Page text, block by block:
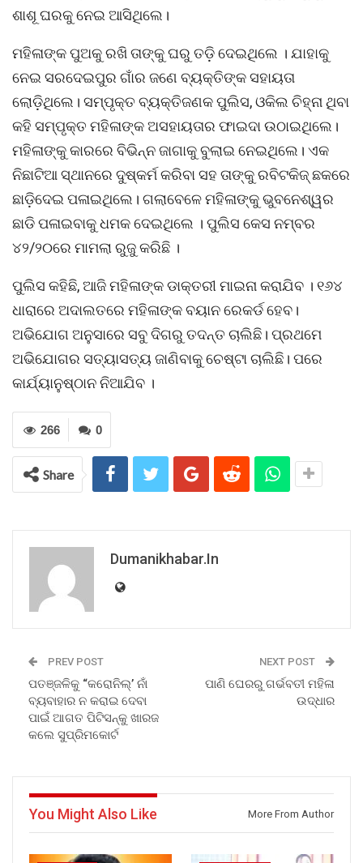
ଶାଶୂ ଘରକୁ ନେଇ ଆସିଥିଲେ।
ମହିଳାଙ୍କ ପୁଅକୁ ରଖି ତାଙ୍କୁ ଘରୁ ତଡ଼ି ଦେଇଥିଲେ । ଯାହାକୁ
ନେଇ ସରଦେଇପୁର ଗାଁର ଜଣେ ବ୍ୟକ୍ତିଙ୍କ ସହାୟତା
ଲୋଡ଼ିଥିଲେ। ସମ୍ପୃକ୍ତ ବ୍ୟକ୍ତିଜଣକ ପୁଲିସ, ଓକିଲ ଚିହ୍ନା ଥିବା
କହି ସମ୍ପୃକ୍ତ ମହିଳାଙ୍କ ଅସହାୟତାର ଫାଇଦା ଉଠାଇଥିଲେ।
ମହିଳାଙ୍କୁ କାରରେ ବିଭିନ୍ନ ଜାଗାକୁ ବୁଲାଇ ନେଇଥିଲେ। ଏକ
ନିଛାଟିଆ ସ୍ଥାନରେ ଦୁଷ୍କର୍ମ କରିବା ସହ ତାଙ୍କୁ ରବିଟକିଜ୍‌ ଛକରେ
ଛାଡି଼ଦେଇ ପଳାଇଥିଲେ। ଗଲାବେଳେ ମହିଳାଙ୍କୁ ଭୁବନେଶ୍ୱର
ଛାଡି ପଳାଇବାକୁ ଧମକ ଦେଇଥିଲେ । ପୁଲିସ କେସ ନମ୍ବର
୪୨/୨୦ରେ ମାମଲା ରୁଜୁ କରିଛି ।
ପୁଲିସ କହିଛି, ଆଜି ମହିଳାଙ୍କ ଡାକ୍ତରୀ ମାଇନା କରାଯିବ । ୧୬୪
ଧାରାରେ ଅଦାଲତରେ ମହିଳାଙ୍କ ବୟାନ ରେକର୍ଡ ହେବ।
ଅଭିଯୋଗ ଅନୁସାରେ ସବୁ ଦିଗରୁ ତଦନ୍ତ ଚାଲିଛି। ପ୍ରଥମେ
ଅଭିଯୋଗର ସତ୍ୟାସତ୍ୟ ଜାଣିବାକୁ ଚେଷ୍ଟା ଚାଲିଛି। ପରେ
କାର୍ଯ୍ୟାନୁଷ୍ଠାନ ନିଆଯିବ ।
0
266
Share
Dumanikhabar.in
PREV POST
ପତଞ୍ଜଳିକୁ “କରୋନିଲ୍’ ନାଁ
ବ୍ୟବାହାର ନ କରାଇ ଦେବା
ପାଇଁ ଆଗତ ପିଟିସନ୍କୁ ଖାରଜ
କଲେ ସୁପ୍ରିମକୋର୍ଟ
NEXT POST
ପାଣି ଘେରରୁ ଗର୍ଭବତୀ ମହିଳା
ଉଦ୍ଧାର
You Might Also Like More From Author